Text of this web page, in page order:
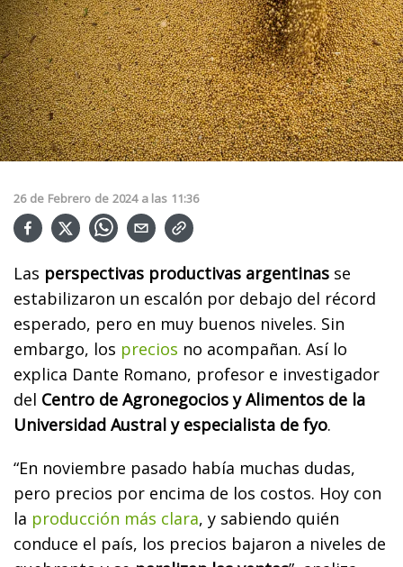
26 de Febrero de 2024 a las 11:36
Las perspectivas productivas argentinas se
estabilizaron un escalón por debajo del récord
esperado, pero en muy buenos niveles. Sin
embargo, los precios no acompañan. Así lo
explica Dante Romano, profesor e investigador
del Centro de Agronegocios y Alimentos de la
Universidad Austral y especialista de fyo.
“En noviembre pasado había muchas dudas,
pero precios por encima de los costos. Hoy con
la producción más clara, y sabiendo quién
conduce el país, los precios bajaron a niveles de